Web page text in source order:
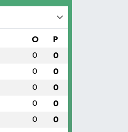
O P
0 0
0 0
0 0
0 0
0 0